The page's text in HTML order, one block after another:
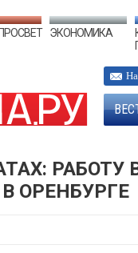
ЭКОНОМИКА
ОРЕНБУРГЕ